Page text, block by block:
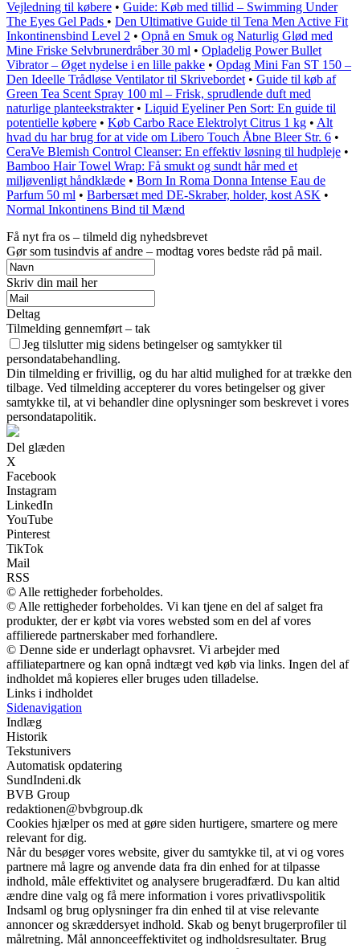
Vejledning til købere • Guide: Køb med tillid – Swimming Under
The Eyes Gel Pads • Den Ultimative Guide til Tena Men Active Fit
Inkontinensbind Level 2 • Opnå en Smuk og Naturlig Glød med
Mine Friske Selvbrunerdråber 30 ml • Opladelig Power Bullet
Vibrator – Øget nydelse i en lille pakke • Opdag Mini Fan ST 150 –
Den Ideelle Trådløse Ventilator til Skrivebordet • Guide til køb af
Green Tea Scent Spray 100 ml – Frisk, sprudlende duft med
naturlige planteekstrakter• Liquid Eyeliner Pen Sort: En guide til
potentielle købere • Køb Carbo Race Elektrolyt Citrus 1 kg • Alt
hvad du har brug for at vide om Libero Touch Åbne Bleer Str. 6 •
CeraVe Blemish Control Cleanser: En effektiv løsning til hudpleje •
Bamboo Hair Towel Wrap: Få smukt og sundt hår med et
miljøvenligt håndklæde • Born In Roma Donna Intense Eau de
Parfum 50 ml • Barbersæt med DE-Skraber, holder, kost ASK •
Normal Inkontinens Bind til Mænd
Få nyt fra os – tilmeld dig nyhedsbrevet
Gør som tusindvis af andre – modtag vores bedste råd på mail.
Skriv din mail her
Deltag
Tilmelding gennemført – tak
Jeg tilslutter mig sidens betingelser og samtykker til
persondatabehandling.
Din tilmelding er frivillig, og du har altid mulighed for at trække den
tilbage. Ved tilmelding accepterer du vores betingelser og giver
samtykke til, at vi behandler dine oplysninger som beskrevet i vores
persondatapolitik.
Del glæden
X
Facebook
Instagram
LinkedIn
YouTube
Pinterest
TikTok
Mail
RSS
© Alle rettigheder forbeholdes.
© Alle rettigheder forbeholdes. Vi kan tjene en del af salget fra
produkter, der er købt via vores websted som en del af vores
affilierede partnerskaber med forhandlere.
© Denne side er underlagt ophavsret. Vi arbejder med
affiliatepartnere og kan opnå indtægt ved køb via links. Ingen del af
indholdet må kopieres eller bruges uden tilladelse.
Links i indholdet
Sidenavigation
Indlæg
Historik
Tekstunivers
Automatisk opdatering
SundIndeni.dk
BVB Group
redaktionen@bvbgroup.dk
Cookies hjælper os med at gøre siden hurtigere, smartere og mere
relevant for dig.
Når du besøger vores website, giver du samtykke til, at vi og vores
partnere må lagre og anvende data fra din enhed for at tilpasse
indhold, måle effektivitet og analysere brugeradfærd. Du kan altid
ændre dine valg og få mere information i vores privatlivspolitik
Indsaml og brug oplysninger fra din enhed til at vise relevante
annoncer og skræddersyet indhold. Skab og benyt brugerprofiler til
målretning. Mål annonceeffektivitet og indholdsresultater. Brug